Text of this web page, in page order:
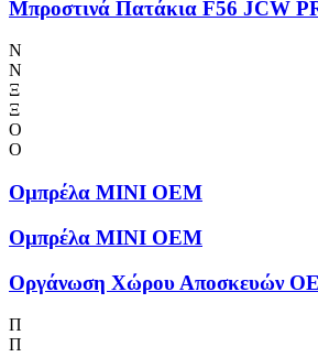
Μπροστινά Πατάκια F56 JCW
Ν
Ν
Ξ
Ξ
Ο
Ο
Ομπρέλα MINI OEM
Ομπρέλα MINI OEM
Οργάνωση Χώρου Αποσκευών
Π
Π